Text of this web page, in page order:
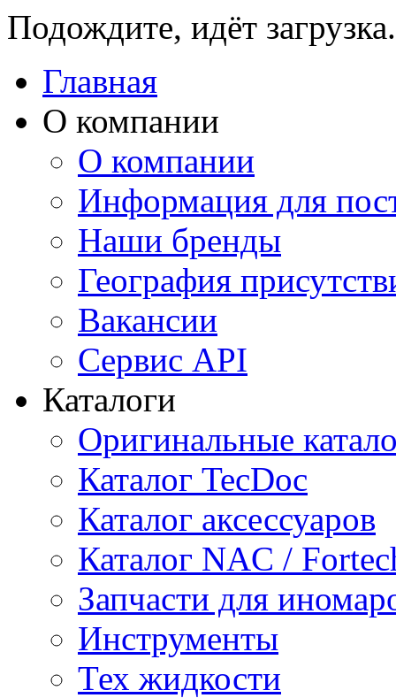
Подождите, идёт
Главная
О компании
О компании
Информация для
Наши бренды
География
Вакансии
Сервис API
Каталоги
Оригинальные
Каталог TecDoc
Каталог аксессуаров
Каталог NAC /
Запчасти для
Инструменты
Тех жидкости